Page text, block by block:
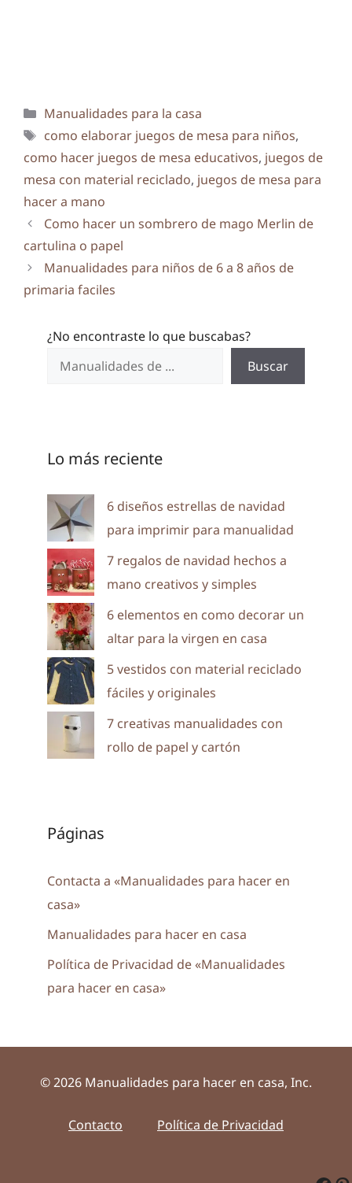
Categorías
Manualidades para la casa
Etiquetas
como elaborar juegos de mesa para niños,
como hacer juegos de mesa educativos, juegos de
mesa con material reciclado, juegos de mesa para
hacer a mano
Como hacer un sombrero de mago Merlin de
cartulina o papel
Manualidades para niños de 6 a 8 años de
primaria faciles
¿No encontraste lo que buscabas?
Buscar
Lo más reciente
6 diseños estrellas de navidad
para imprimir para manualidad
7 regalos de navidad hechos a
mano creativos y simples
6 elementos en como decorar un
altar para la virgen en casa
5 vestidos con material reciclado
fáciles y originales
7 creativas manualidades con
rollo de papel y cartón
Páginas
Contacta a «Manualidades para hacer en
casa»
Manualidades para hacer en casa
Política de Privacidad de «Manualidades
para hacer en casa»
© 2026 Manualidades para hacer en casa, Inc.
Contacto Política de Privacidad